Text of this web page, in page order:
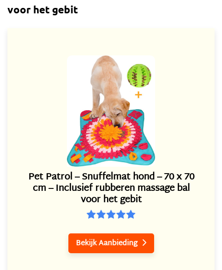
voor het gebit
Pet Patrol – Snuffelmat hond – 70 x 70
cm – Inclusief rubberen massage bal
voor het gebit
Bekijk Aanbieding 